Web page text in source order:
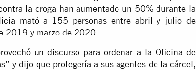
la droga han aumentado un 50% durante la
mató a 155 personas entre abril y julio de
2019 y marzo de 2020.
un discurso para ordenar a la Oficina de
y dijo que protegería a sus agentes de la cárcel,